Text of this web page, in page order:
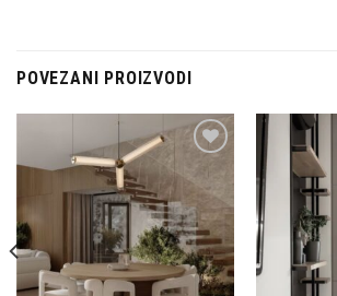
POVEZANI PROIZVODI
Dodaj u
omiljene